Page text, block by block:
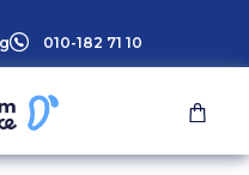
010-182 71 10